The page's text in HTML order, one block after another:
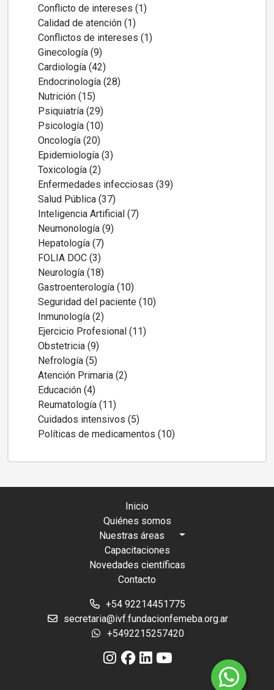
Conflicto de intereses (1)
Calidad de atención (1)
Conflictos de intereses (1)
Ginecología (9)
Cardiología (42)
Endocrinología (28)
Nutrición (15)
Psiquiatría (29)
Psicología (10)
Oncología (20)
Epidemiología (3)
Toxicología (2)
Enfermedades infecciosas (39)
Salud Pública (37)
Inteligencia Artificial (7)
Neumonología (9)
Hepatología (7)
FOLIA DOC (3)
Neurología (18)
Gastroenterología (10)
Seguridad del paciente (10)
Inmunología (2)
Ejercicio Profesional (11)
Obstetricia (9)
Nefrología (5)
Atención Primaria (2)
Educación (4)
Reumatología (11)
Cuidados intensivos (5)
Políticas de medicamentos (10)
Inicio
Quiénes somos
Nuestras áreas
Capacitaciones
Novedades científicas
Contacto
+54 92214451775
secretaria@ivf.fundacionfemeba.org.ar
+5492215257420